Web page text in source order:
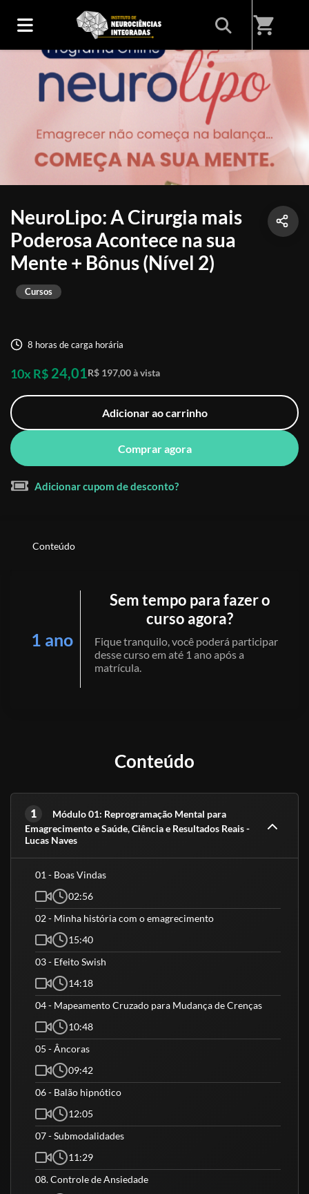
shopping_cart
NeuroLipo: A Cirurgia mais
Poderosa Acontece na sua
Mente + Bônus (Nível 2)
Cursos
8 horas de carga horária
10x R$ 24,01 R$ 197,00 à vista
Adicionar ao carrinho
Comprar agora
Adicionar cupom de desconto?
Conteúdo
1 ano
Sem tempo para fazer o
curso agora?
Fique tranquilo, você poderá participar
desse curso em até 1 ano após a
matrícula.
Conteúdo
1
Módulo 01: Reprogramação Mental para
Emagrecimento e Saúde, Ciência e Resultados Reais -
Lucas Naves
01 - Boas Vindas
02:56
02 - Minha história com o emagrecimento
15:40
03 - Efeito Swish
14:18
04 - Mapeamento Cruzado para Mudança de Crenças
10:48
05 - Âncoras
09:42
06 - Balão hipnótico
12:05
07 - Submodalidades
11:29
08. Controle de Ansiedade